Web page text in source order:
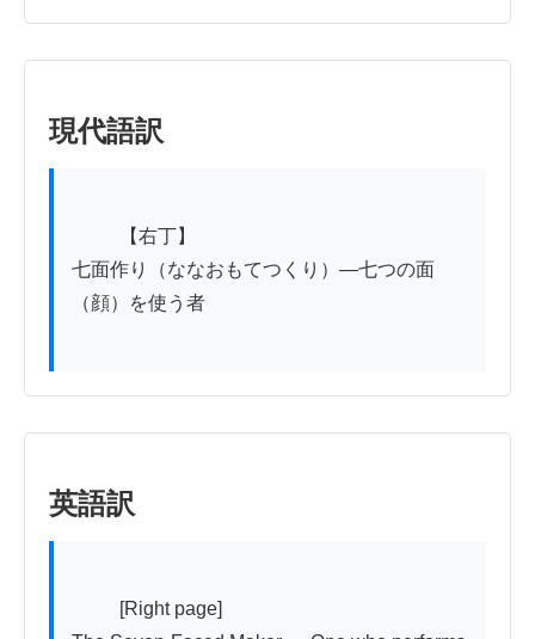
現代語訳
七面作り（ななおもてつくり）―七つの面
（顔）を使う者
英語訳